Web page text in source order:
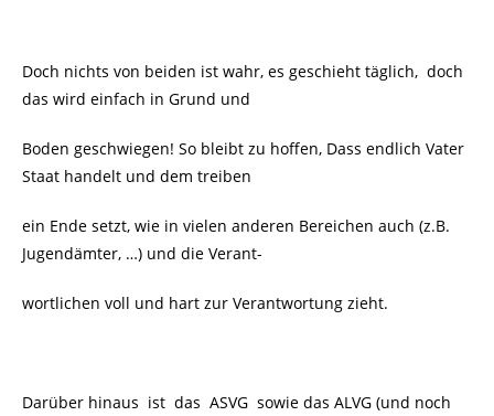
Doch nichts von beiden ist wahr, es geschieht täglich, doch
das wird einfach in Grund und
Boden geschwiegen! So bleibt zu hoffen, Dass endlich Vater
Staat handelt und dem treiben
ein Ende setzt, wie in vielen anderen Bereichen auch (z.B.
Jugendämter, …) und die Verant-
wortlichen voll und hart zur Verantwortung zieht.
Darüber hinaus ist das ASVG sowie das ALVG (und noch